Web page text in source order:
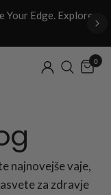
Your Edge. Explore
0
najnovejše vaje,
za zdravje